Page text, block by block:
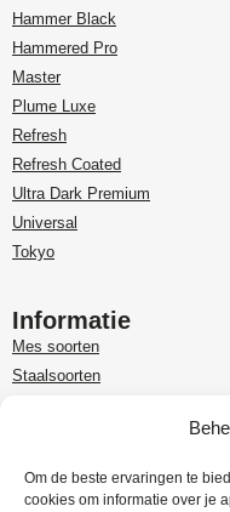
Om de beste ervaringen te
cookies om informatie over je
Hammer Black
Hammered Pro
Master
Plume Luxe
Refresh
Refresh Coated
Ultra Dark Premium
Universal
Tokyo
Informatie
Mes soorten
Staalsoorten
Customer care
Garantie en retour